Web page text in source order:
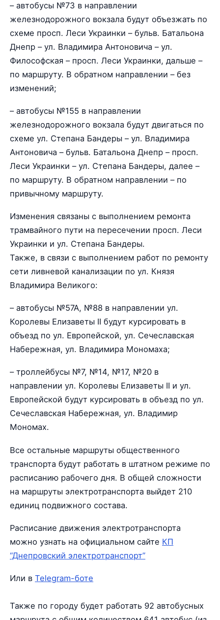
– автобусы №73 в направлении
железнодорожного вокзала будут объезжать по
схеме просп. Леси Украинки – бульв. Батальона
Днепр – ул. Владимира Антоновича – ул.
Философская – просп. Леси Украинки, дальше –
по маршруту. В обратном направлении – без
изменений;
– автобусы №155 в направлении
железнодорожного вокзала будут двигаться по
схеме ул. Степана Бандеры – ул. Владимира
Антоновича – бульв. Батальона Днепр – просп.
Леси Украинки – ул. Степана Бандеры, далее –
по маршруту. В обратном направлении – по
привычному маршруту.
Изменения связаны с выполнением ремонта
трамвайного пути на пересечении просп. Леси
Украинки и ул. Степана Бандеры.
Также, в связи с выполнением работ по ремонту
сети ливневой канализации по ул. Князя
Владимира Великого:
– автобусы №57А, №88 в направлении ул.
Королевы Елизаветы II будут курсировать в
объезд по ул. Европейской, ул. Сечеславская
Набережная, ул. Владимира Мономаха;
– троллейбусы №7, №14, №17, №20 в
направлении ул. Королевы Елизаветы II и ул.
Европейской будут курсировать в объезд по ул.
Сечеславская Набережная, ул. Владимир
Мономах.
Все остальные маршруты общественного
транспорта будут работать в штатном режиме по
расписанию рабочего дня. В общей сложности
на маршруты электротранспорта выйдет 210
единиц подвижного состава.
Расписание движения электротранспорта
можно узнать на официальном сайте КП
“Днепровский электротранспорт”
Или в Telegram-боте
Также по городу будет работать 92 автобусных